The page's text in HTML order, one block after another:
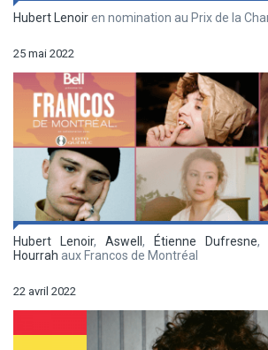
Hubert Lenoiren nomination au Prix de la
25 mai 2022
Hubert Lenoir, Aswell , Étienne Dufresne,
Hourrah aux Francos de Montréal
22 avril 2022